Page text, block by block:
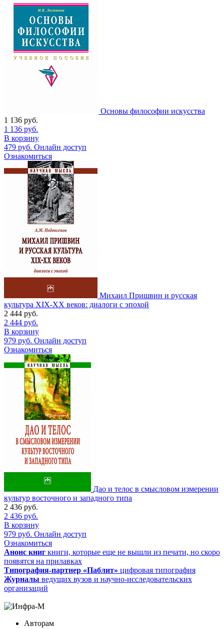
Основы философии искусства
1 136 руб.
1 136 руб.
В корзину
479 руб. Онлайн доступ
Ознакомиться
Михаил Пришвин и русская
культура ХIХ-ХХ веков: диалоги с эпохой
2 444 руб.
2 444 руб.
В корзину
979 руб. Онлайн доступ
Ознакомиться
Дао и телос в смысловом измерении
культур восточного и западного типа
2 436 руб.
2 436 руб.
В корзину
979 руб. Онлайн доступ
Ознакомиться
Анонс книг книги, которые еще не вышли из печати, но скоро
появятся на прилавках
Типография-партнер «Паблит» цифровая типография
Журналы ведущих вузов и научно-исследовательских
организаций
Авторам